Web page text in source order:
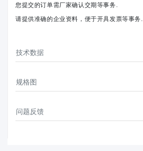
您提交的订单需厂家确认交期等事务.
请提供准确的企业资料，便于开具发票等事务.
技术数据
规格图
问题反馈